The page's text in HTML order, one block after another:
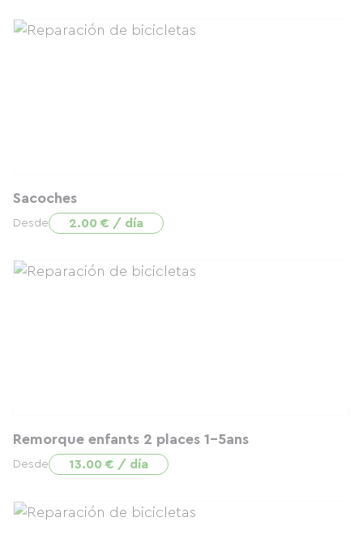
Sacoches
Desde 2.00 € / día
Remorque enfants 2 places 1-5ans
Desde 13.00 € / día